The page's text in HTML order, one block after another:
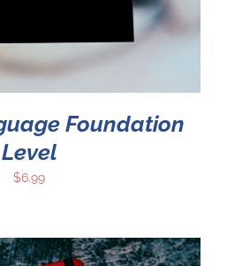
Foundation
Level
$6.99